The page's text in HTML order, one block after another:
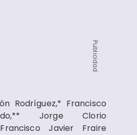
Publicidad
Rodríguez,* Francisco
Jorge Clorio
Javier Fraire